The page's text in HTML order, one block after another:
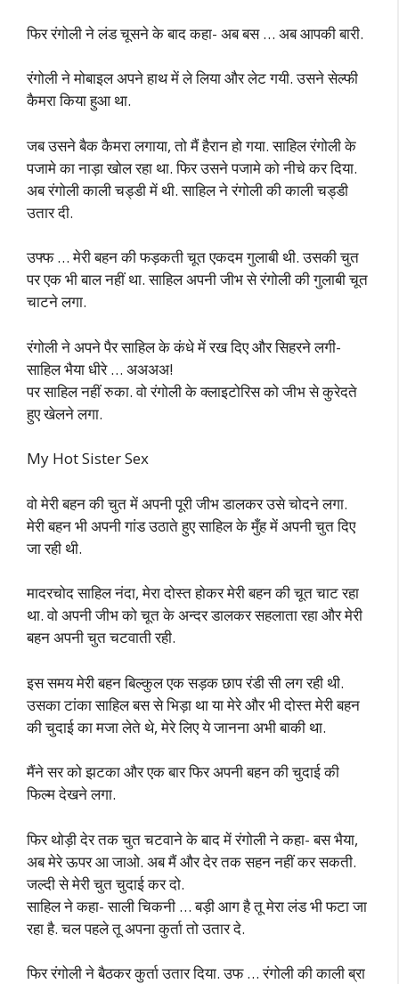
फिर रंगोली ने लंड चूसने के बाद कहा- अब बस … अब आपकी बारी.
रंगोली ने मोबाइल अपने हाथ में ले लिया और लेट गयी. उसने सेल्फी
कैमरा किया हुआ था.
जब उसने बैक कैमरा लगाया, तो मैं हैरान हो गया. साहिल रंगोली के
पजामे का नाड़ा खोल रहा था. फिर उसने पजामे को नीचे कर दिया.
अब रंगोली काली चड्डी में थी. साहिल ने रंगोली की काली चड्डी
उतार दी.
उफ्फ … मेरी बहन की फड़कती चूत एकदम गुलाबी थी. उसकी चुत
पर एक भी बाल नहीं था. साहिल अपनी जीभ से रंगोली की गुलाबी चूत
चाटने लगा.
रंगोली ने अपने पैर साहिल के कंधे में रख दिए और सिहरने लगी-
साहिल भैया धीरे … अअअअ!
पर साहिल नहीं रुका. वो रंगोली के क्लाइटोरिस को जीभ से कुरेदते
हुए खेलने लगा.
My Hot Sister Sex
वो मेरी बहन की चुत में अपनी पूरी जीभ डालकर उसे चोदने लगा.
मेरी बहन भी अपनी गांड उठाते हुए साहिल के मुँह में अपनी चुत दिए
जा रही थी.
मादरचोद साहिल नंदा, मेरा दोस्त होकर मेरी बहन की चूत चाट रहा
था. वो अपनी जीभ को चूत के अन्दर डालकर सहलाता रहा और मेरी
बहन अपनी चुत चटवाती रही.
इस समय मेरी बहन बिल्कुल एक सड़क छाप रंडी सी लग रही थी.
उसका टांका साहिल बस से भिड़ा था या मेरे और भी दोस्त मेरी बहन
की चुदाई का मजा लेते थे, मेरे लिए ये जानना अभी बाकी था.
मैंने सर को झटका और एक बार फिर अपनी बहन की चुदाई की
फिल्म देखने लगा.
फिर थोड़ी देर तक चुत चटवाने के बाद में रंगोली ने कहा- बस भैया,
अब मेरे ऊपर आ जाओ. अब मैं और देर तक सहन नहीं कर सकती.
जल्दी से मेरी चुत चुदाई कर दो.
साहिल ने कहा- साली चिकनी … बड़ी आग है तू मेरा लंड भी फटा जा
रहा है. चल पहले तू अपना कुर्ता तो उतार दे.
फिर रंगोली ने बैठकर कुर्ता उतार दिया. उफ … रंगोली की काली ब्रा